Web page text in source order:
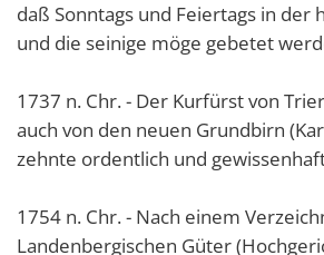
daß Sonntags und Feiertags in der
und die seinige möge gebetet
1737 n. Chr. - Der Kurfürst von
auch von den neuen Grundbirn
zehnte ordentlich und
1754 n. Chr. - Nach einem
Landenbergischen Güter